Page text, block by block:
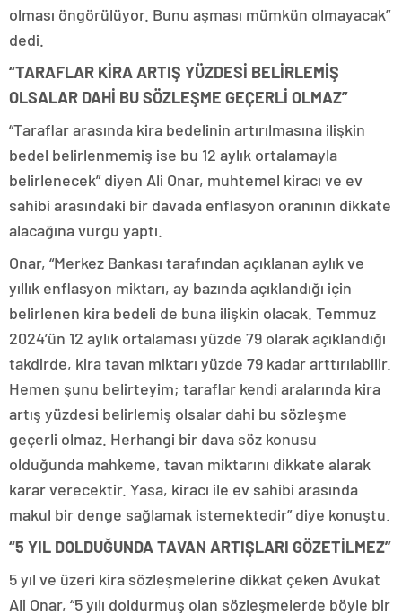
olması öngörülüyor. Bunu aşması mümkün olmayacak”
dedi.
“TARAFLAR KİRA ARTIŞ YÜZDESİ BELİRLEMİŞ
OLSALAR DAHİ BU SÖZLEŞME GEÇERLİ OLMAZ”
“Taraflar arasında kira bedelinin artırılmasına ilişkin
bedel belirlenmemiş ise bu 12 aylık ortalamayla
belirlenecek” diyen Ali Onar, muhtemel kiracı ve ev
sahibi arasındaki bir davada enflasyon oranının dikkate
alacağına vurgu yaptı.
Onar, “Merkez Bankası tarafından açıklanan aylık ve
yıllık enflasyon miktarı, ay bazında açıklandığı için
belirlenen kira bedeli de buna ilişkin olacak. Temmuz
2024’ün 12 aylık ortalaması yüzde 79 olarak açıklandığı
takdirde, kira tavan miktarı yüzde 79 kadar arttırılabilir.
Hemen şunu belirteyim; taraflar kendi aralarında kira
artış yüzdesi belirlemiş olsalar dahi bu sözleşme
geçerli olmaz. Herhangi bir dava söz konusu
olduğunda mahkeme, tavan miktarını dikkate alarak
karar verecektir. Yasa, kiracı ile ev sahibi arasında
makul bir denge sağlamak istemektedir” diye konuştu.
“5 YIL DOLDUĞUNDA TAVAN ARTIŞLARI GÖZETİLMEZ”
5 yıl ve üzeri kira sözleşmelerine dikkat çeken Avukat
Ali Onar, “5 yılı doldurmuş olan sözleşmelerde böyle bir